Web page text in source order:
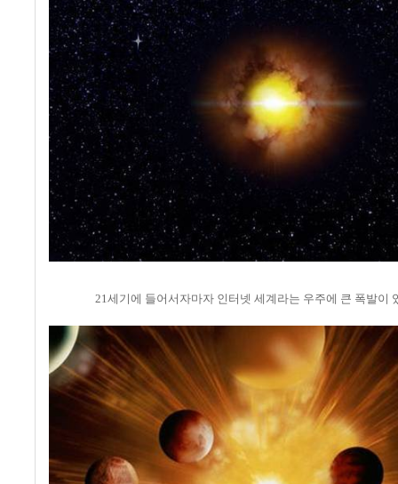
21세기에 들어서자마자 인터넷 세계라는 우주에 큰 폭발이